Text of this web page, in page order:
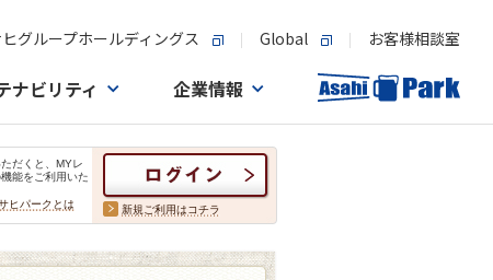
グループホールディングス Global お客様相談室
ナビリティ 企業情報
だくと、MYレ
能をご利用いた
ヒパークとは 新規ご利用はコチラ